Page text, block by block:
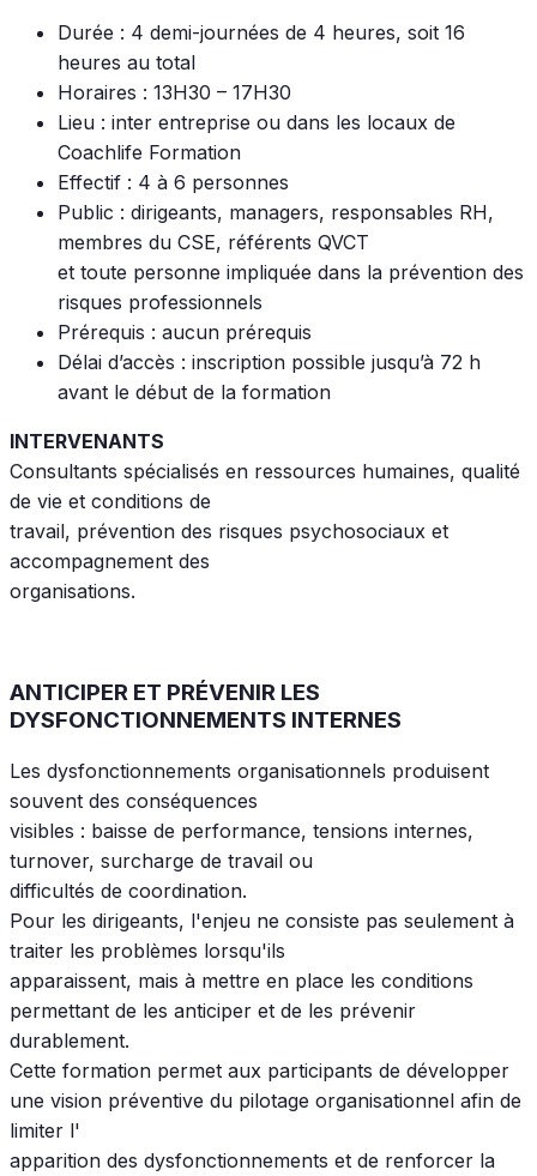
Durée : 4 demi-journées de 4 heures, soit 16
heures au total
Horaires : 13H30 – 17H30
Lieu : inter entreprise ou dans les locaux de
Coachlife Formation
Effectif : 4 à 6 personnes
Public : dirigeants, managers, responsables RH,
membres du CSE, référents QVCT
et toute personne impliquée dans la prévention des
risques professionnels
Prérequis : aucun prérequis
Délai d’accès : inscription possible jusqu’à 72 h
avant le début de la formation
INTERVENANTS
Consultants spécialisés en ressources humaines, qualité
de vie et conditions de
travail, prévention des risques psychosociaux et
accompagnement des
organisations.
ANTICIPER ET PRÉVENIR LES
DYSFONCTIONNEMENTS INTERNES
Les dysfonctionnements organisationnels produisent
souvent des conséquences
visibles : baisse de performance, tensions internes,
turnover, surcharge de travail ou
difficultés de coordination.
Pour les dirigeants, l'enjeu ne consiste pas seulement à
traiter les problèmes lorsqu'ils
apparaissent, mais à mettre en place les conditions
permettant de les anticiper et de les prévenir
durablement.
Cette formation permet aux participants de développer
une vision préventive du pilotage organisationnel afin de
limiter l'
apparition des dysfonctionnements et de renforcer la